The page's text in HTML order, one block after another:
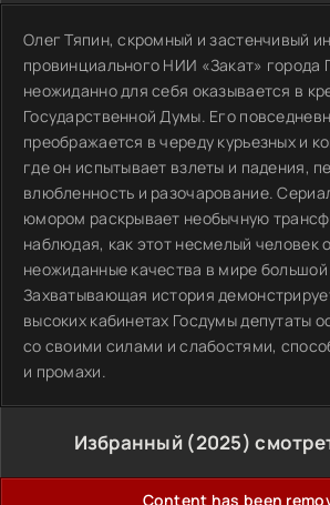
Олег Тяпин, скромный и застенчивый
провинциального НИИ «Закат» города
неожиданно для себя оказывается в
Государственной Думы. Его
преображается в череду курьезных и
где он испытывает взлеты и падения,
влюбленность и разочарование.
юмором раскрывает необычную
наблюдая, как этот несмелый человек
неожиданные качества в мире большой
Захватывающая история
высоких кабинетах Госдумы депутаты
со своими силами и слабостями,
и промахи.
Избранный (2025)
Content has been